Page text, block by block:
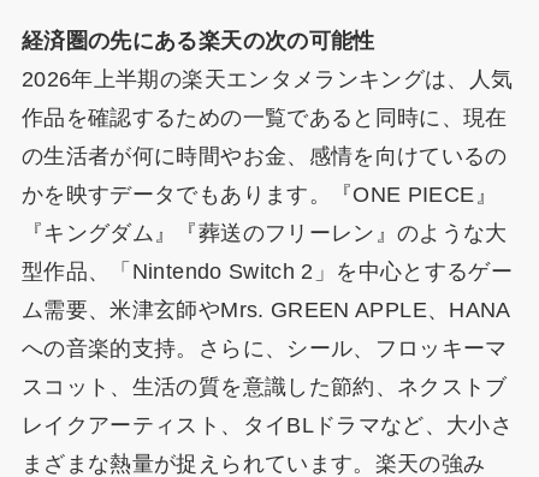
経済圏の先にある楽天の次の可能性
2026年上半期の楽天エンタメランキングは、人気
作品を確認するための一覧であると同時に、現在
の生活者が何に時間やお金、感情を向けているの
かを映すデータでもあります。『ONE PIECE』
『キングダム』『葬送のフリーレン』のような大
型作品、「Nintendo Switch 2」を中心とするゲー
ム需要、米津玄師やMrs. GREEN APPLE、HANA
への音楽的支持。さらに、シール、フロッキーマ
スコット、生活の質を意識した節約、ネクストブ
レイクアーティスト、タイBLドラマなど、大小さ
まざまな熱量が捉えられています。楽天の強み